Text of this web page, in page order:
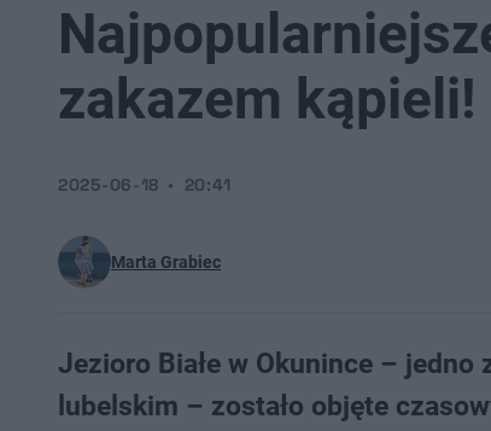
zakazem kąpieli!
Marta Grabiec
2025-06-18 20:41
Jezioro Białe w Okunince –
lubelskim – zostało objęte